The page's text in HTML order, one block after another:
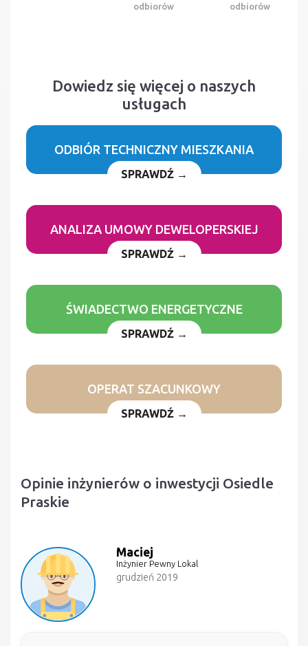
odbiorów
odbiorów
Dowiedz się więcej o naszych
usługach
ODBIÓR TECHNICZNY MIESZKANIA
SPRAWDŹ →
ANALIZA UMOWY DEWELOPERSKIEJ
SPRAWDŹ →
ŚWIADECTWO ENERGETYCZNE
SPRAWDŹ →
OPERAT SZACUNKOWY
SPRAWDŹ →
Opinie inżynierów o inwestycji Osiedle
Praskie
Maciej
Inżynier Pewny Lokal
grudzień 2019